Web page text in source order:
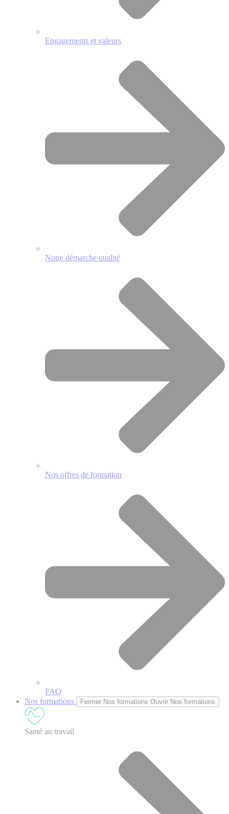
Engagements et valeurs
Notre démarche qualité
Nos offres de formation
FAQ
Nos formations
Fermer Nos formations Ouvrir Nos formations
Santé au travail